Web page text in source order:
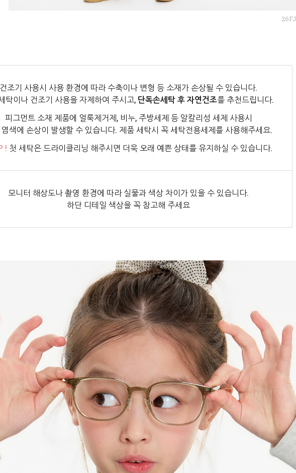
건조기 사용시 사용 환경에 따라 수축이나 변형 등 소재가 손상될 수 있습니다.
탁이나 건조기 사용을 자제하여 주시고, 단독손세탁 후 자연건조를 추천드립니다.
피그먼트 소재 제품에 얼룩제거제, 비누, 주방세제 등 알칼리성 세제 사용시
색에 손상이 발생할 수 있습니다. 제품 세탁시 꼭 세탁전용세제를 사용해주세요.
! 첫 세탁은 드라이클리닝 해주시면 더욱 오래 예쁜 상태를 유지하실 수 있습니다.
모니터 해상도나 촬영 환경에 따라 실물과 색상 차이가 있을 수 있습니다.
하단 디테일 색상을 꼭 참고해 주세요